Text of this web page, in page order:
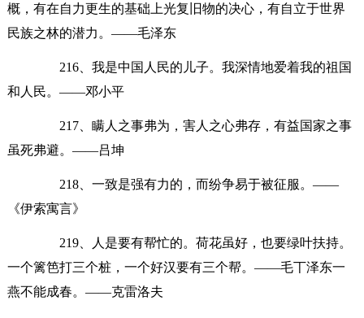
概，有在自力更生的基础上光复旧物的决心，有自立于世界
民族之林的潜力。——毛泽东
216、我是中国人民的儿子。我深情地爱着我的祖国
和人民。——邓小平
217、瞒人之事弗为，害人之心弗存，有益国家之事
虽死弗避。——吕坤
218、一致是强有力的，而纷争易于被征服。——
《伊索寓言》
219、人是要有帮忙的。荷花虽好，也要绿叶扶持。
一个篱笆打三个桩，一个好汉要有三个帮。——毛丅泽东一
燕不能成春。——克雷洛夫